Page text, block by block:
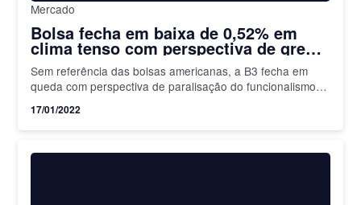
Mercado
Bolsa fecha em baixa de 0,52% em
clima tenso com perspectiva de greve
do funcionalismo; juro futuro sobe
Sem referência das bolsas americanas, a B3 fecha em
queda com perspectiva de paralisação do funcionalismo
17/01/2022